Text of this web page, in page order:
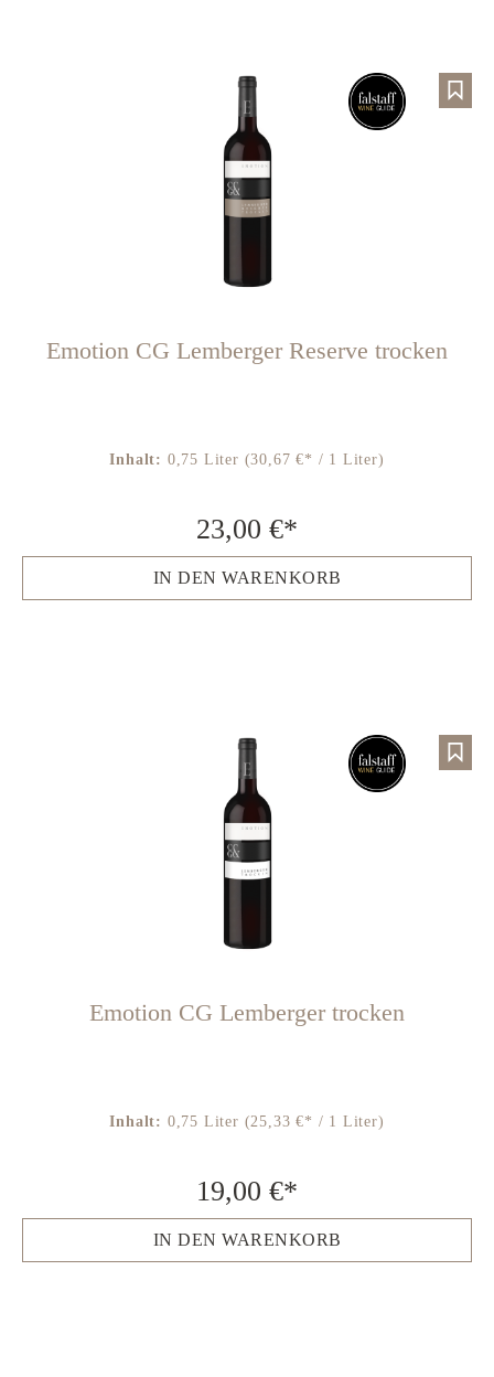
Emotion CG Lemberger Reserve trocken
Inhalt: 0,75 Liter (30,67 €* / 1 Liter)
23,00 €*
IN DEN WARENKORB
Emotion CG Lemberger trocken
Inhalt: 0,75 Liter (25,33 €* / 1 Liter)
19,00 €*
IN DEN WARENKORB